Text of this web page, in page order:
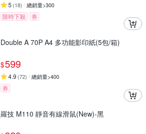
5 (18) 總銷量>300
限時下殺 券
Double A 70P A4 多功能影印紙(5包/箱)
$599
4.9 (72) 總銷量>400
券
羅技 M110 靜音有線滑鼠(New)-黑